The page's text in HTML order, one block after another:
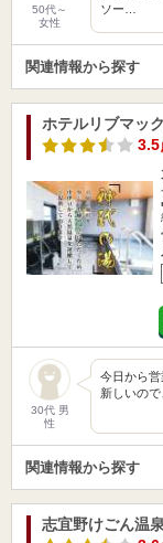
50代～
女性
ソー…
関連情報から探す
ホテルリブマッ
3.5
30代 男
性
今日から
新しいの
関連情報から探す
志宜野けごん温泉